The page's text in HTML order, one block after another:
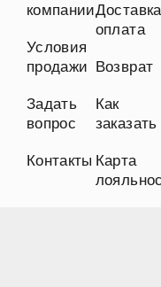
компании
Условия
продажи
Задать
вопрос
Контакты
оплата
Возврат
Как
заказать
Карта